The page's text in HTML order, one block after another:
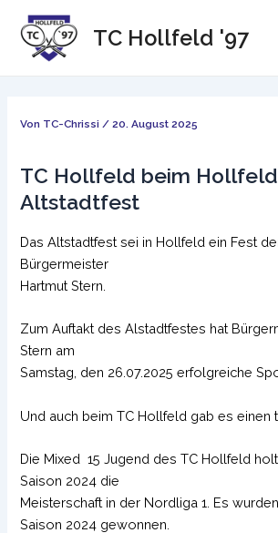
Inhalt
springen
TC Hollfeld '97
Von TC-Chrissi/20. August 2025
TC Hollfeld beim
Altstadtfest
Das Altstadtfest sei in Hollfeld ein Fest
Bürgermeister
Hartmut Stern.
Zum Auftakt des Alstadtfestes hat
Stern am
Samstag, den 26.07.2025 erfolgreiche
Und auch beim TC Hollfeld gab es einen
Die Mixed 15 Jugend des TC Hollfeld
Saison 2024 die
Meisterschaft in der Nordliga 1. Es
Saison 2024 gewonnen.